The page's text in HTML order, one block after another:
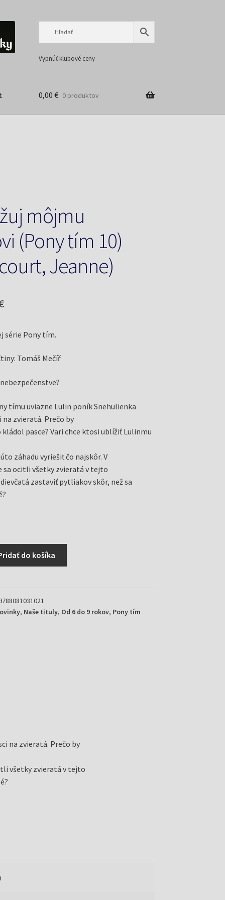
Vypnúť klubové ceny
0,00 € 0 produktov
môjmu
(Pony tím 10)
Jeanne)
Aktuálna
je:
5,50 €.
série Pony tím.
Tomáš Mečíř
tímu uviazne Lulin poník Snehulienka
zvieratá. Prečo by
pasce? Vari chce ktosi ublížiť Lulinmu
záhadu vyriešiť čo najskôr. V
sa ocitli všetky zvieratá v tejto
zastaviť pytliakov skôr, než sa
do košíka
, Naše tituly, Od 6 do 9 rokov, Pony tím
na zvieratá. Prečo by
všetky zvieratá v tejto